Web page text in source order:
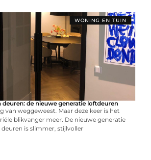
WONING EN TUIN
deuren: de nieuwe generatie loftdeuren
van weggeweest. Maar deze keer is het
blikvanger meer. De nieuwe generatie
is slimmer, stijlvoller